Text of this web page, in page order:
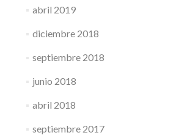
abril 2019
diciembre 2018
septiembre 2018
junio 2018
abril 2018
septiembre 2017